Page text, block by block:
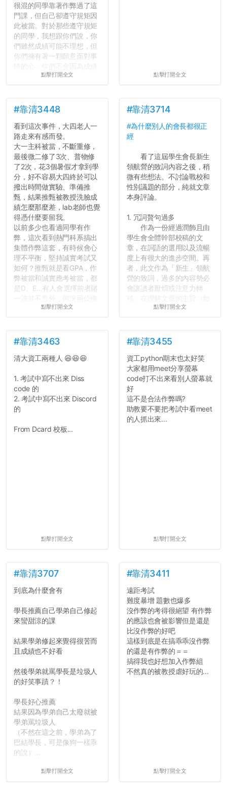
很混的同學靠著作弊過了這
門課，但自己卻遵守規矩因
此被當。對於那些遵守規矩
的同學，我想跟你們說，你
們雖然成績可能不理想，但
你們擁有著一顆願意面對事
壓力而選擇逃避(作弊)，在
績無法體現你們的努力，但
往後你們正直的態度一定會
讓你們在社會上適應得更
好。最後，那些作弊的同
學，你們要瞭解到作弊對你
們而言是沒有任何好處的，
大學是你們唯一可以勇敢認
錯但不需要付出太大代價的
地方，你們在這時候如果不
會學會...
點擊打開全文 點擊打開全文
#靠清3448
看到這次事件，大四老人一
路走來有感而發。
大一主科被當，不斷重修，
最後微二修了3次、普物修
了2次，花3個暑假才拿到學
分，好不容易大四終於可以
撥出時間做實驗、準備推
甄，結果推甄被教授洗臉成
績怎麼那麼差，lab老師也覺
得憑什麼要留我。
以前多少也看過同學有作
弊，這次看到熱門科系搞出
集體作弊這套，有時候會心
理不平衡，堅持誠實考試又
如何？推甄就是看GPA，作
弊被當和誠實應考被當，都
是D、E...有人會選擇前者賭
心教授看起來要輕輕放下
長作弊的風氣。
反正老人我明天就要搬離新
關，就當最後一天發個牢騷
吧XD，祝學弟妹們修課順利
~~...
點擊打開全文
#靠清3714
#為什麼別人的會長都很正
經
看了這屆學生會長新生
領航營的致詞內容之後，稍
微有些想法。不討論戰校和
性別議題的部分，純就文章
本身評論。
1. 冗詞贅句過多
作為一份經過潤飾且由
學生會全體幹部校稿的文
章，在詞語的選用以及流暢
度上有很大的進步空間。再
者，此文作為「新生」領航
營的致詞，過多的內容勢必
會讓讀者厭煩或注意力轉
果有的話）前就失去興趣。
的聲明一樣正式，但至少在
用字上多加留意。有些語句
用說的可能會引人發笑或多
聽幾句，但寫成文字時只會
讓人感到疲乏。
2. 文章主題不明
在學生會臉書的貼文中
可以看到，全篇文章以連字
點擊打開全文
#靠清3463
清大資工兩種人 😆😆😆
1. 考試中寫不出來 Diss
code 的
2. 考試中寫不出來 Discord
的
From Dcard 校板...
點擊打開全文
#靠清3455
資工python期末也太好笑
大家都用meet分享螢幕
code打不出來看別人螢幕就
好
這不是合法作弊嗎?
助教要不要把考試中看meet
的人抓出來...
點擊打開全文
#靠清3707
到底為什麼會有
學長推薦自己學弟自己修起
來蠻甜涼的課
結果學弟修起來覺得很苦而
且成績也不好看
然後學弟就罵學長是垃圾人
的好笑事蹟？！
學長好心推薦
結果因為學弟自己太廢就被
學弟罵垃圾人
（不然在這之前，學弟為了
巴結學長，可是像狗一樣乖
的說）...
點擊打開全文
#靠清3411
遠距考試
難度暴增 題數也爆多
沒作弊的考得很絕望 有作弊
的應該也會被影響但是還是
比沒作弊的好吧
這樣到底是在搞乖乖沒作弊
的還是有作弊的＝＝
搞得我也好想加入作弊組
不然真的被教授虐好玩的...
點擊打開全文